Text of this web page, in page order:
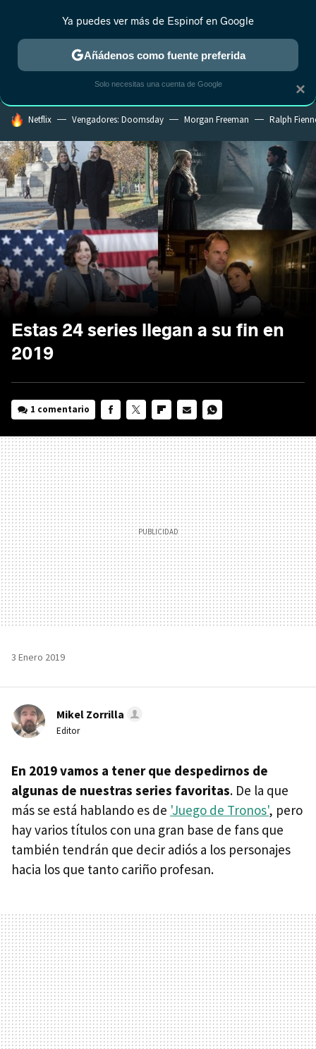
MENÚ NUEVO
ESTRENOS REALITY ANIME RANKINGS CINE
HOY SE HABLA DE
Netflix Vengadores: Doomsday Morgan Freeman Ralph
Estas 24 series llegan a su fin en
2019
1 comentario
MAIL
3 Enero 2019
Mikel Zorrilla
Editor
En 2019 vamos a tener que despedirnos de
algunas de nuestras series favoritas. De la que
más se está hablando es de 'Juego de Tronos', pero
hay varios títulos con una gran base de fans que
también tendrán que decir adiós a los personajes
hacia los que tanto cariño profesan.
×
Ya puedes ver más de Espinof en Google
Añádenos como fuente preferida
Solo necesitas una cuenta de Google